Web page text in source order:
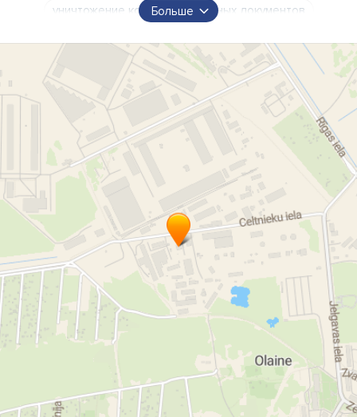
уничтожение конфиденциальных документов
утилизация опасных отходов
уничтожение опасных отходов
опасные отходы
уничтожение товаров
пункты сбора использованной электротехники
утилизации бытовой техники
сбор бытовой техники
Обслуживание отходов
Больше